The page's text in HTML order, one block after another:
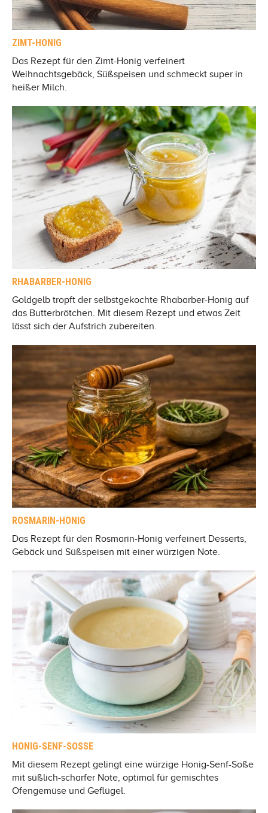
ZIMT-HONIG
Das Rezept für den Zimt-Honig verfeinert
Weihnachtsgebäck, Süßspeisen und schmeckt super in
heißer Milch.
RHABARBER-HONIG
Goldgelb tropft der selbstgekochte Rhabarber-Honig auf
das Butterbrötchen. Mit diesem Rezept und etwas Zeit
lässt sich der Aufstrich zubereiten.
ROSMARIN-HONIG
Das Rezept für den Rosmarin-Honig verfeinert Desserts,
Gebäck und Süßspeisen mit einer würzigen Note.
HONIG-SENF-SOSSE
Mit diesem Rezept gelingt eine würzige Honig-Senf-Soße
mit süßlich-scharfer Note, optimal für gemischtes
Ofengemüse und Geflügel.